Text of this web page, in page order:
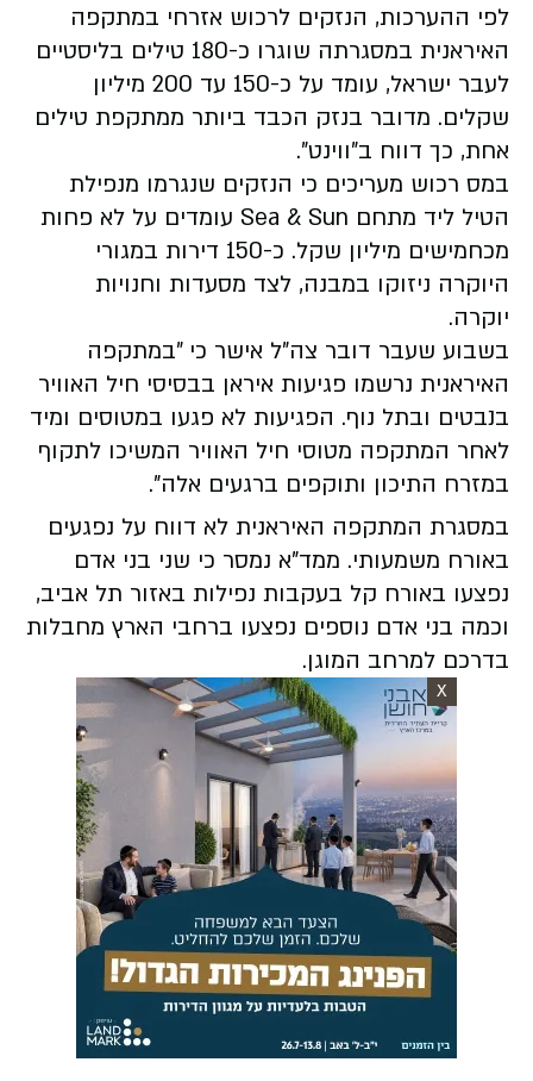
לפי ההערכות, הנזקים לרכוש אזרחי במתקפה
האיראנית במסגרתה שוגרו כ-180 טילים בליסטיים
לעבר ישראל, עומד על כ-150 עד 200 מיליון
שקלים. מדובר בנזק הכבד ביותר ממתקפת טילים
אחת, כך דווח ב"ווינט".
במס רכוש מעריכים כי הנזקים שנגרמו מנפילת
הטיל ליד מתחם Sea & Sun עומדים על לא פחות
מכחמישים מיליון שקל. כ-150 דירות במגורי
היוקרה ניזוקו במבנה, לצד מסעדות וחנויות
יוקרה.
בשבוע שעבר דובר צה"ל אישר כי "במתקפה
האיראנית נרשמו פגיעות איראן בבסיסי חיל האוויר
בנבטים ובתל נוף. הפגיעות לא פגעו במטוסים ומיד
לאחר המתקפה מטוסי חיל האוויר המשיכו לתקוף
במזרח התיכון ותוקפים ברגעים אלה".
במסגרת המתקפה האיראנית לא דווח על נפגעים
באורח משמעותי. ממד"א נמסר כי שני בני אדם
נפצעו באורח קל בעקבות נפילות באזור תל אביב,
וכמה בני אדם נוספים נפצעו ברחבי הארץ מחבלות
בדרכם למרחב המוגן.
X